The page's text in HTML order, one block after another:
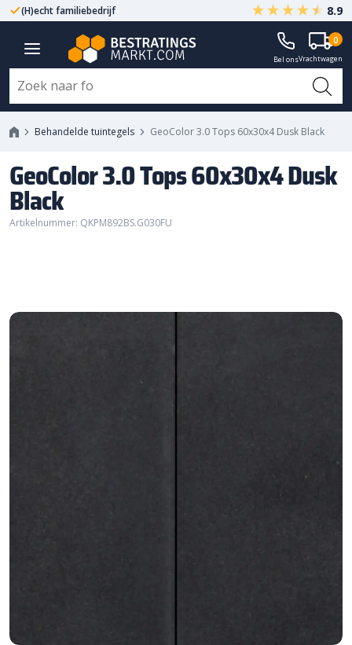
(H)echt familiebedrijf Gegarandeerd A-kwaliteit
8.9
Bel onsVrachtwagen
0
Behandelde tuintegels GeoColor 3.0 Tops 60x30x4 Dusk Black
GeoColor 3.0 Tops 60x30x4 Dusk
Black
Artikelnummer: QKPM892BS.G030FU
GeoColor 3.0 Tops 60x30x4 Dusk
Black